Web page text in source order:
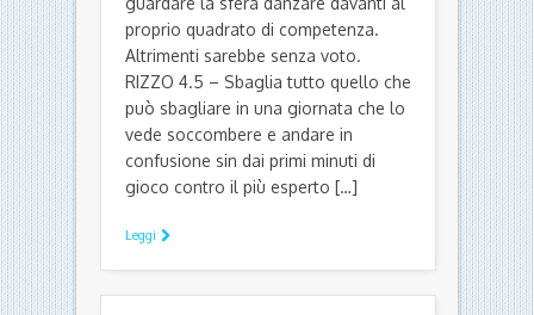
proprio quadrato di competenza.
Altrimenti sarebbe senza voto.
RIZZO 4.5 – Sbaglia tutto quello che
può sbagliare in una giornata che lo
vede soccombere e andare in
confusione sin dai primi minuti di
gioco contro il più esperto […]
Leggi